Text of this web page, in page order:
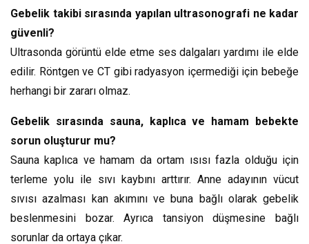
Gebelik takibi sırasında yapılan ultrasonografi ne kadar
güvenli?
Ultrasonda görüntü elde etme ses dalgaları yardımı ile elde
edilir. Röntgen ve CT gibi radyasyon içermediği için bebeğe
herhangi bir zararı olmaz.
Gebelik sırasında sauna, kaplıca ve hamam bebekte
sorun oluşturur mu?
Sauna kaplıca ve hamam da ortam ısısı fazla olduğu için
terleme yolu ile sıvı kaybını arttırır. Anne adayının vücut
sıvısı azalması kan akımını ve buna bağlı olarak gebelik
beslenmesini bozar. Ayrıca tansiyon düşmesine bağlı
sorunlar da ortaya çıkar.